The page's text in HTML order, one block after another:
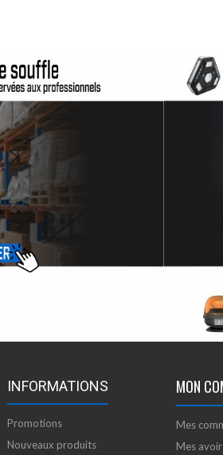
INFORMATIONS
Promotions
Nouveaux produits
MON
Mes
Mes